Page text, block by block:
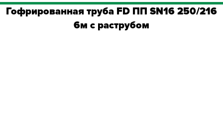
Гофрированная труба FD ПП SN16 250/216
6м с раструбом